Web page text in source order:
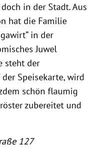
in der Stadt. Aus
hat die Familie
in der
Juwel
steht der
Speisekarte, wird
schön flaumig
zubereitet und
127